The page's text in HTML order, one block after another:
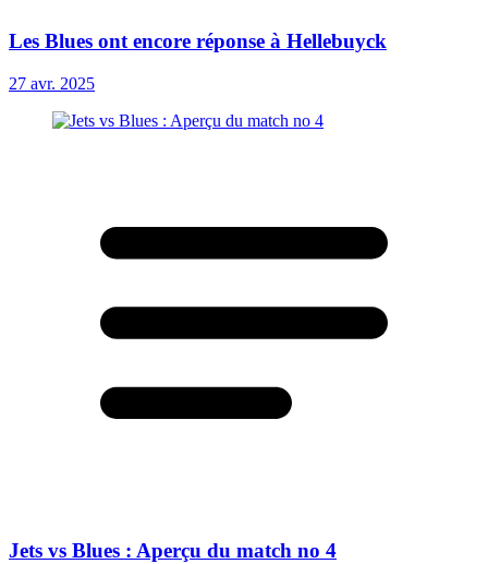
Les Blues ont encore réponse à Hellebuyck
27 avr. 2025
Jets vs Blues : Aperçu du match no 4